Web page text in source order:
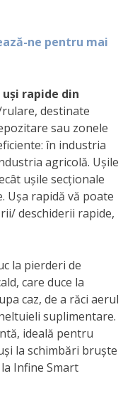
ne pentru mai
uși rapide din
destinate
sau zonele
în industria
agricolă. Ușile
ușile secționale
Ușa rapidă vă poate
deschiderii rapide,
la pierderi de
care duce la
caz, de a răci aerul
suplimentare.
ideală pentru
la schimbări bruște
Infine Smart